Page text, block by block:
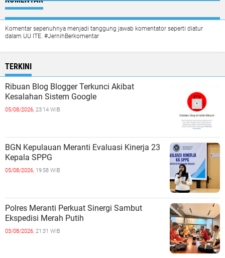
Komentar sepenuhnya menjadi tanggung jawab komentator seperti diatur
dalam UU ITE. #JernihBerkomentar
TERKINI
Ribuan Blog Blogger Terkunci Akibat
Kesalahan Sistem Google
05/08/2026, 23:14 WIB
BGN Kepulauan Meranti Evaluasi Kinerja 23
Kepala SPPG
05/08/2026, 19:58 WIB
Polres Meranti Perkuat Sinergi Sambut
Ekspedisi Merah Putih
03/08/2026, 21:31 WIB